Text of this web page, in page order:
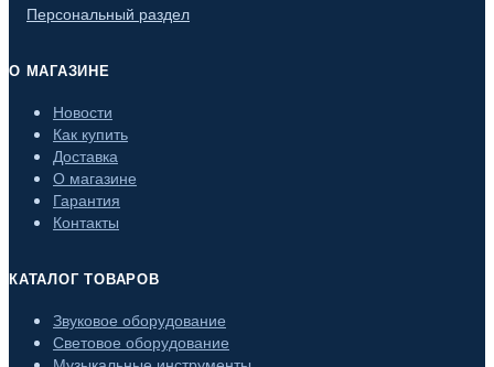
Персональный раздел
О МАГАЗИНЕ
Новости
Как купить
Доставка
О магазине
Гарантия
Контакты
КАТАЛОГ ТОВАРОВ
Звуковое оборудование
Световое оборудование